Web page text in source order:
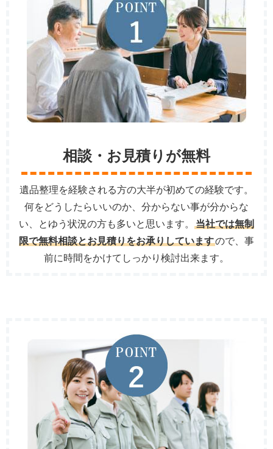
相談・お見積りが無料
遺品整理を経験される方の大半が初めての経験です。
何をどうしたらいいのか、分からない事が分からな
い、とゆう状況の方も多いと思います。
当社では無制
限で無料相談とお見積りをお承りしていますので、事
前に時間をかけてしっかり検討出来ます。